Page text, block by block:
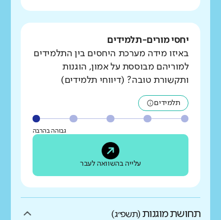
יחסי מורים-תלמידים
באיזו מידה מערכת היחסים בין התלמידים
למוריהם מבוססת על אמון, הוגנות
ותקשורת טובה? (דיווחי תלמידים)
תלמידים
גבוהה בהרבה
עלייה בהשוואה לעבר
תחושת מוגנות (תשפ״ג)